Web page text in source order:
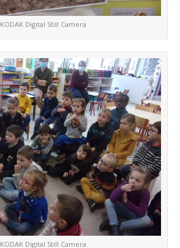
KODAK Digital Still Camera
KODAK Digital Still Camera